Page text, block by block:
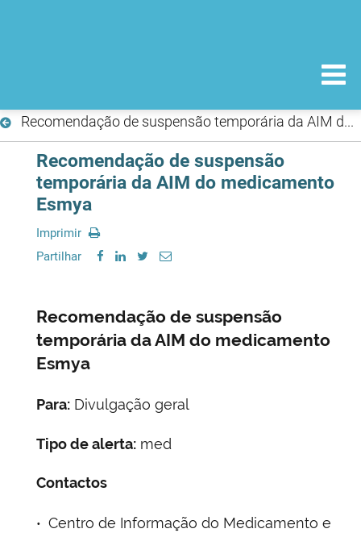
Recomendação de suspensão temporária da AIM do medicamento Esmya
Recomendação de suspensão
temporária da AIM do medicamento
Esmya
Imprimir
Partilhar
Recomendação de suspensão
temporária da AIM do medicamento
Esmya
Para: Divulgação geral
Tipo de alerta: med
Contactos
Centro de Informação do Medicamento e